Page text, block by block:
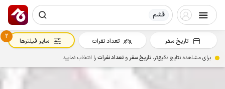
قشم
تاریخ سفر تعداد نفرات
2
سایر فیلترها
برای مشاهده نتایج دقیق‌تر، تاریخ سفرو تعداد نفراترا انتخاب نمایید